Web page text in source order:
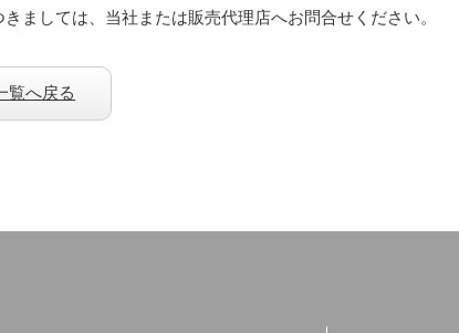
きましては、当社または販売代理店へお問合せください。
覧へ戻る